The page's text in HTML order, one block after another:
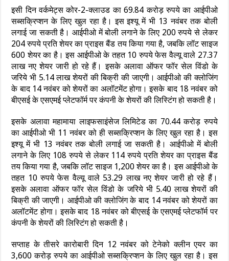
इसी दिन वर्कमेट्स कोर-2-क्लाउड का 69.84 करोड़ रुपये का आईपीओ
सब्सक्रिप्शन के लिए खुल रहा है। इस इश्यू में भी 13 नवंबर तक बोली
लगाई जा सकती है। आईपीओ में बोली लगाने के लिए 200 रुपये से लेकर
204 रुपये प्रति शेयर का प्राइस बैंड तय किया गया है, जबकि लॉट साइज
600 शेयर का है। इस आईपीओ के तहत 10 रुपये फेस वैल्यू वाले 27.37
लाख नए शेयर जारी हो रहे हैं। इसके अलावा ऑफर फॉर सेल विंडो के
जरिये भी 5.14 लाख शेयरों की बिक्री की जाएगी। आईपीओ की क्लोजिंग
के बाद 14 नवंबर को शेयरों का अलॉटमेंट होगा। इसके बाद 18 नवंबर को
बीएसई के एसएमई प्लेटफॉर्म पर कंपनी के शेयरों की लिस्टिंग हो सकती है।
इसके अलावा महामाया लाइफसाइंसेज लिमिटेड का 70.44 करोड़ रुपये
का आईपीओ भी 11 नवंबर को ही सब्सक्रिप्शन के लिए खुल रहा है। इस
इश्यू में भी 13 नवंबर तक बोली लगाई जा सकती है। आईपीओ में बोली
लगाने के लिए 108 रुपये से लेकर 114 रुपये प्रति शेयर का प्राइस बैंड
तय किया गया है, जबकि लॉट साइज 1,200 शेयर का है। इस आईपीओ के
तहत 10 रुपये फेस वैल्यू वाले 53.29 लाख नए शेयर जारी हो रहे हैं।
इसके अलावा ऑफर फॉर सेल विंडो के जरिये भी 5.40 लाख शेयरों की
बिक्री की जाएगी। आईपीओ की क्लोजिंग के बाद 14 नवंबर को शेयरों का
अलॉटमेंट होगा। इसके बाद 18 नवंबर को बीएसई के एसएमई प्लेटफॉर्म पर
कंपनी के शेयरों की लिस्टिंग हो सकती है।
सप्ताह के तीसरे कारोबारी दिन 12 नवंबर को टेनेको क्लीन एयर का
3,600 करोड़ रुपये का आईपीओ सब्सक्रिप्शन के लिए खुल रहा है। इस